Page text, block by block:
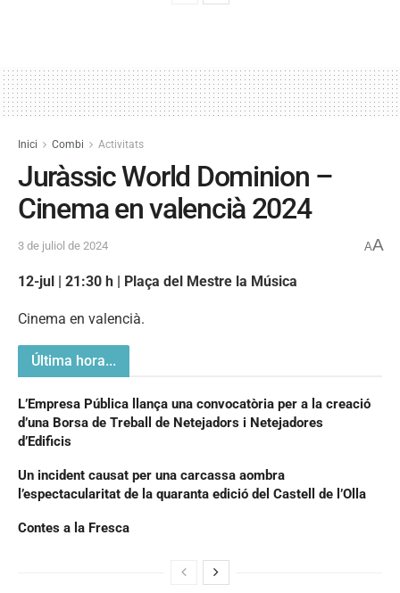
Inici Combi Activitats
Juràssic World Dominion –
Cinema en valencià 2024
3 de juliol de 2024 AA
12-jul | 21:30 h | Plaça del Mestre la Música
Cinema en valencià.
Última hora...
L’Empresa Pública llança una convocatòria per a la creació
d’una Borsa de Treball de Netejadors i Netejadores
d’Edificis
Un incident causat per una carcassa aombra
l’espectacularitat de la quaranta edició del Castell de l’Olla
Contes a la Fresca